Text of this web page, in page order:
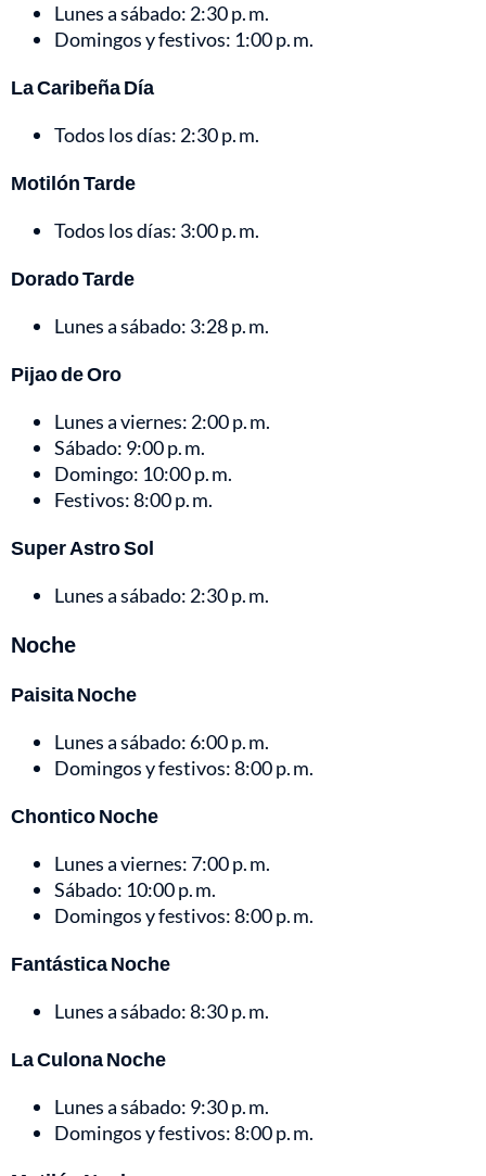
Lunes a sábado: 2:30 p. m.
Domingos y festivos: 1:00 p. m.
La Caribeña Día
Todos los días: 2:30 p. m.
Motilón Tarde
Todos los días: 3:00 p. m.
Dorado Tarde
Lunes a sábado: 3:28 p. m.
Pijao de Oro
Lunes a viernes: 2:00 p. m.
Sábado: 9:00 p. m.
Domingo: 10:00 p. m.
Festivos: 8:00 p. m.
Super Astro Sol
Lunes a sábado: 2:30 p. m.
Noche
Paisita Noche
Lunes a sábado: 6:00 p. m.
Domingos y festivos: 8:00 p. m.
Chontico Noche
Lunes a viernes: 7:00 p. m.
Sábado: 10:00 p. m.
Domingos y festivos: 8:00 p. m.
Fantástica Noche
Lunes a sábado: 8:30 p. m.
La Culona Noche
Lunes a sábado: 9:30 p. m.
Domingos y festivos: 8:00 p. m.